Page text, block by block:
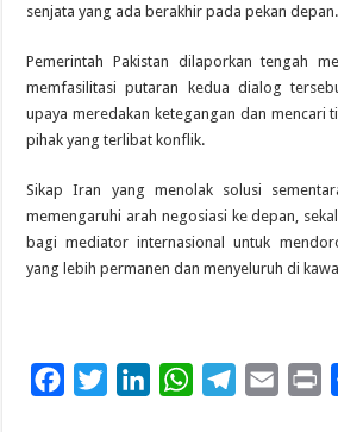
senjata yang ada berakhir pada pekan depan.
Pemerintah Pakistan dilaporkan tengah
memfasilitasi putaran kedua dialog
upaya meredakan ketegangan dan mencari
pihak yang terlibat konflik.
Sikap Iran yang menolak solusi
memengaruhi arah negosiasi ke depan,
bagi mediator internasional untuk
yang lebih permanen dan menyeluruh di
W